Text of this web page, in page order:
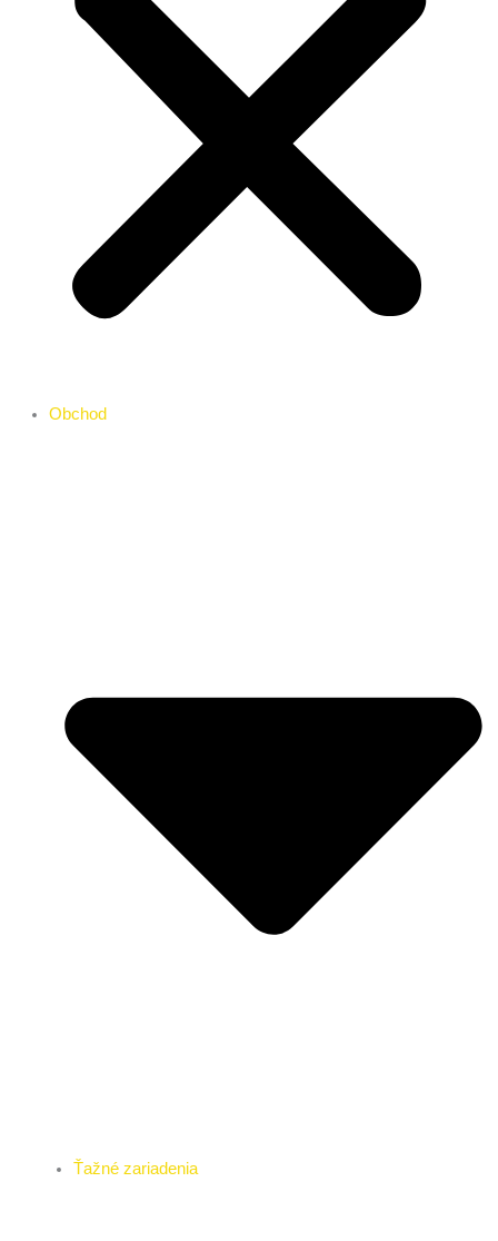
Obchod
Ťažné zariadenia